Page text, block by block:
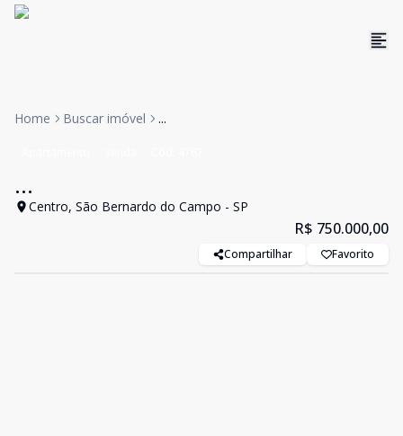
Home Buscar imóvel ...
...
Centro, São Bernardo do Campo - SP
R$ 750.000,00
Compartilhar Favorito